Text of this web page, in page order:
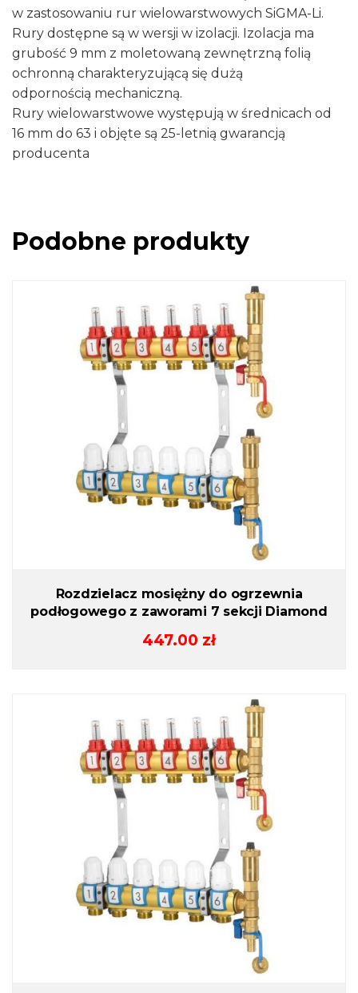
w zastosowaniu rur wielowarstwowych SiGMA-Li.
Rury dostępne są w wersji w izolacji. Izolacja ma
grubość 9 mm z moletowaną zewnętrzną folią
ochronną charakteryzującą się dużą
odpornością mechaniczną.
Rury wielowarstwowe występują w średnicach od
16 mm do 63 i objęte są 25-letnią gwarancją
producenta
Podobne produkty
Rozdzielacz mosiężny do ogrzewnia
podłogowego z zaworami 7 sekcji Diamond
447.00 zł